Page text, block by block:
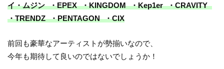
イ・ムジン ・EPEX ・KINGDOM ・Kep1er ・CRAVITY
・TRENDZ ・PENTAGON ・CIX
前回も豪華なアーティストが勢揃いなので、
今年も期待して良いのではないでしょうか！